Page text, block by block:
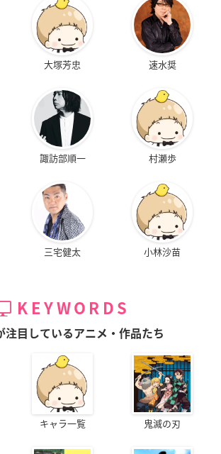
大塚芳忠 速水奨
諏訪部順一 村瀬歩
三宅健太 小林沙苗
KEYWORDS
注目しているアニメ・作品たち
キャラ一覧 鬼滅の刃